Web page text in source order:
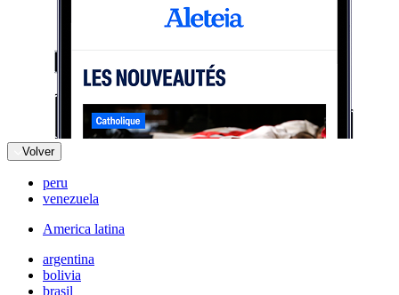
Volver
peru
venezuela
America latina
argentina
bolivia
brasil